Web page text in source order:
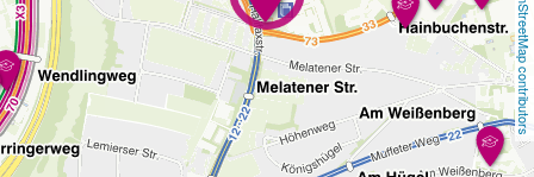
OpenStreetMap contributors